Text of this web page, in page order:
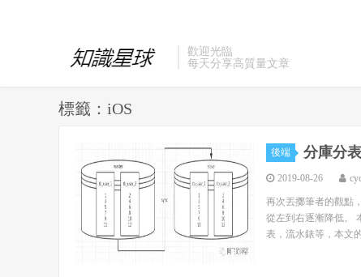
歡迎光臨
每天分享高質量文章
標籤：iOS
後端 分庫分
2019-08-26
再次丟擲筆者的觀點
從左到右逐漸降低。
表，流水錶等，本文